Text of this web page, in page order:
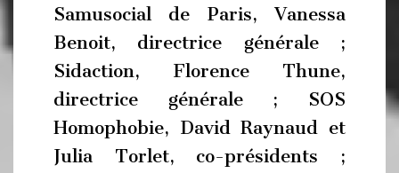
Samusocial de Paris, Vanessa
Benoit, directrice générale ;
Sidaction, Florence Thune,
directrice générale ; SOS
Homophobie, David Raynaud et
Julia Torlet, co-présidents ;